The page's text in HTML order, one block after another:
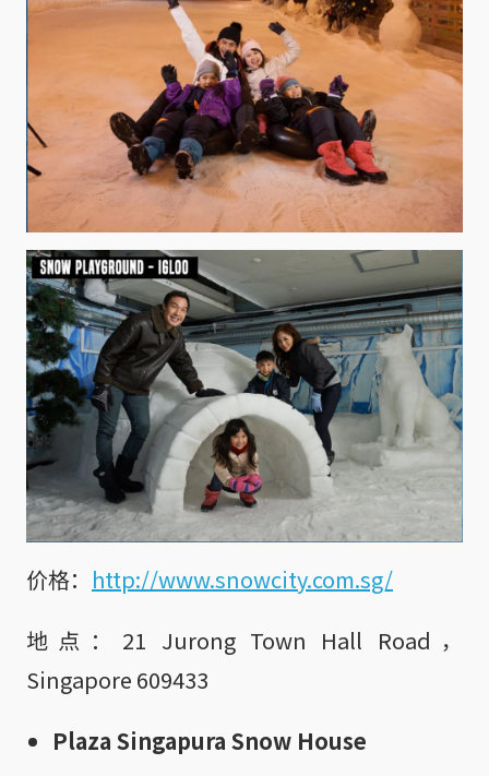
价格： http://www.snowcity.com.sg/
地点：21 Jurong Town Hall Road，
Singapore 609433
Plaza Singapura Snow House